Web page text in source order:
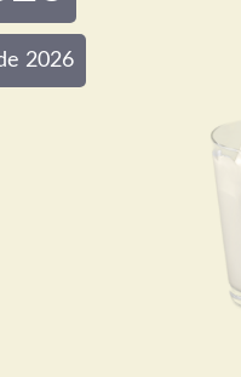
2026